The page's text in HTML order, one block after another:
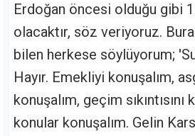
Erdoğan öncesi olduğu gibi
olacaktır, söz veriyoruz.
bilen herkese söylüyorum;
Hayır. Emekliyi konuşalım,
konuşalım, geçim sıkıntısını
konular konuşalım. Gelin